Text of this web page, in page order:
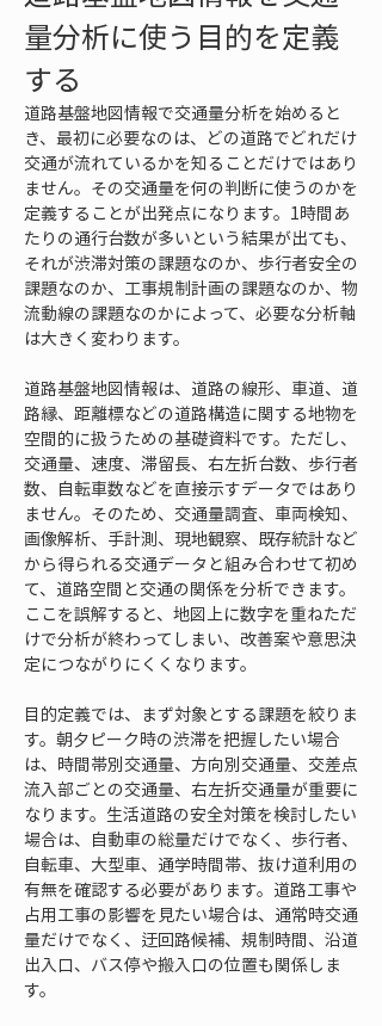
量分析に使う目的を定義
する
道路基盤地図情報で交通量分析を始めると
き、最初に必要なのは、どの道路でどれだけ
交通が流れているかを知ることだけではあり
ません。その交通量を何の判断に使うのかを
定義することが出発点になります。1時間あ
たりの通行台数が多いという結果が出ても、
それが渋滞対策の課題なのか、歩行者安全の
課題なのか、工事規制計画の課題なのか、物
流動線の課題なのかによって、必要な分析軸
は大きく変わります。
道路基盤地図情報は、道路の線形、車道、道
路縁、距離標などの道路構造に関する地物を
空間的に扱うための基礎資料です。ただし、
交通量、速度、滞留長、右左折台数、歩行者
数、自転車数などを直接示すデータではあり
ません。そのため、交通量調査、車両検知、
画像解析、手計測、現地観察、既存統計など
から得られる交通データと組み合わせて初め
て、道路空間と交通の関係を分析できます。
ここを誤解すると、地図上に数字を重ねただ
けで分析が終わってしまい、改善案や意思決
定につながりにくくなります。
目的定義では、まず対象とする課題を絞りま
す。朝夕ピーク時の渋滞を把握したい場合
は、時間帯別交通量、方向別交通量、交差点
流入部ごとの交通量、右左折交通量が重要に
なります。生活道路の安全対策を検討したい
場合は、自動車の総量だけでなく、歩行者、
自転車、大型車、通学時間帯、抜け道利用の
有無を確認する必要があります。道路工事や
占用工事の影響を見たい場合は、通常時交通
量だけでなく、迂回路候補、規制時間、沿道
出入口、バス停や搬入口の位置も関係しま
す。